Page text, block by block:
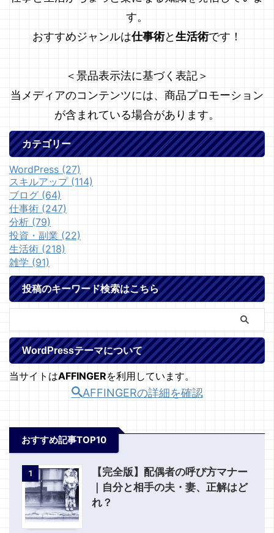
す。
おすすめジャンルは仕事術と生活術です！
＜景品表示法に基づく表記＞
当メディアのコンテンツには、商品プロモーション
が含まれている場合があります。
カテゴリー
WordPress (27)
スキルアップ (114)
ブログ (64)
仕事術 (247)
分析 (79)
投資・副業 (22)
生活術 (218)
雑学 (91)
投稿のキーワード検索はこちら
WordPressテーマについて
当サイトはAFFINGERを利用しています。
AFFINGERの詳細を確認
おすすめ記事TOP10
1
【完全版】配偶者の呼び方マナー
｜自分と相手の夫・妻、正解はど
れ？